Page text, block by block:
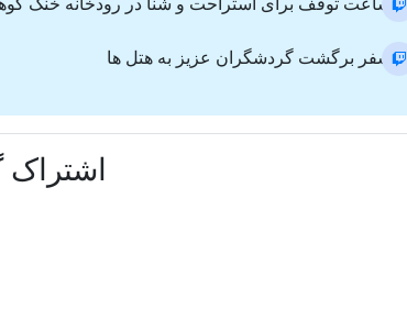
برگشت گردشگران عزیز به هتل ها